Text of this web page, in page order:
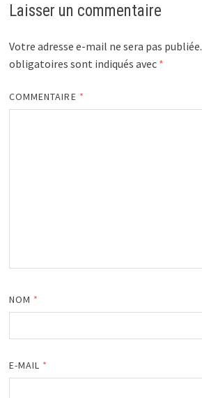
Laisser un commentaire
Votre adresse e-mail ne sera pas publiée.
obligatoires sont indiqués avec *
COMMENTAIRE *
NOM *
E-MAIL *